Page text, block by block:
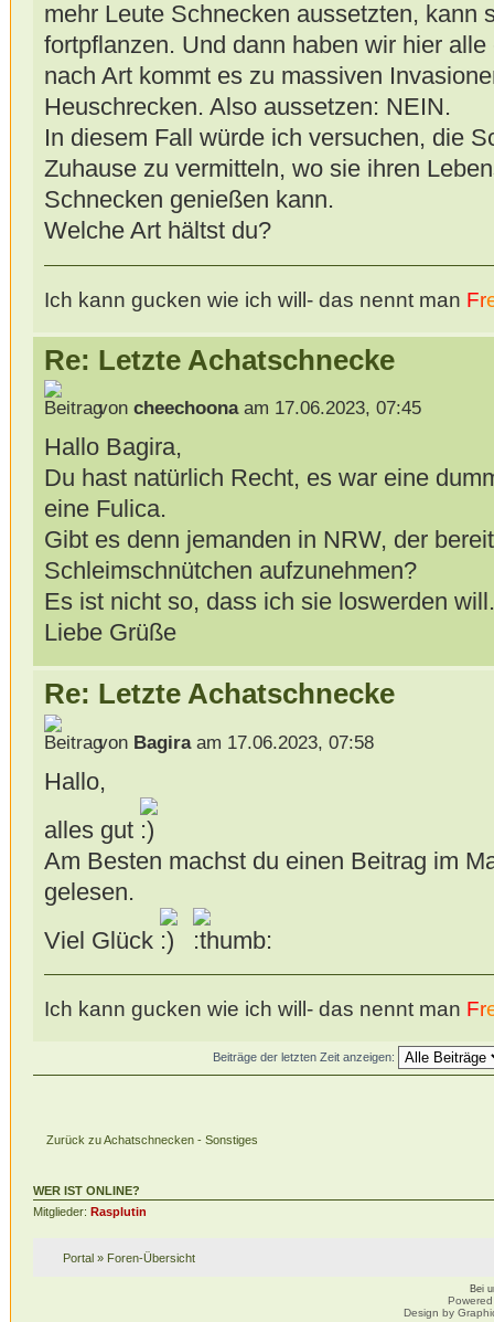
mehr Leute Schnecken aussetzten, kann
fortpflanzen. Und dann haben wir hier
nach Art kommt es zu massiven
Heuschrecken. Also aussetzen: NEIN.
In diesem Fall würde ich versuchen, die
Zuhause zu vermitteln, wo sie ihren
Schnecken genießen kann.
Welche Art hältst du?
Ich kann gucken wie ich will- das nennt man Fr
Re: Letzte Achatschnecke
von cheechoonaam 17.06.2023, 07:45
Hallo Bagira,
Du hast natürlich Recht, es war eine
eine Fulica.
Gibt es denn jemanden in NRW, der
Schleimschnütchen aufzunehmen?
Es ist nicht so, dass ich sie loswerden
Liebe Grüße
Re: Letzte Achatschnecke
von Bagiraam 17.06.2023, 07:58
Hallo,
alles gut
Am Besten machst du einen Beitrag im
gelesen.
Viel Glück
Ich kann gucken wie ich will- das nennt man Fr
Beiträge der letzten Zeit anzeigen:
Zurück zu Achatschnecken - Sonstiges
WER IST ONLINE?
Mitglieder: Rasplutin
Portal» Foren-Übersicht
Bei
Design by